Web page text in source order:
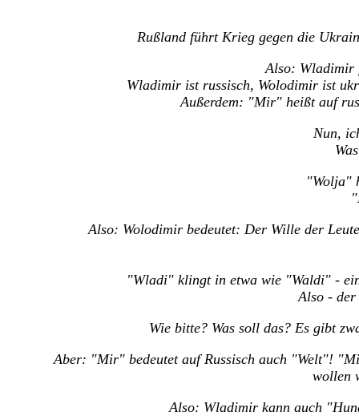
Rußland führt Krieg gegen die
Also: Wladimir
Wladimir ist russisch, Wolodimir ist
Außerdem: "Mir" heißt auf
Nun,
"Wolja"
Also: Wolodimir bedeutet: Der Wille der
"Wladi" klingt in etwa wie "Waldi" -
Also -
Wie bitte? Was soll das? Es gibt
Aber: "Mir" bedeutet auf Russisch auch "Welt"!
wollen
Also: Wladimir kann auch